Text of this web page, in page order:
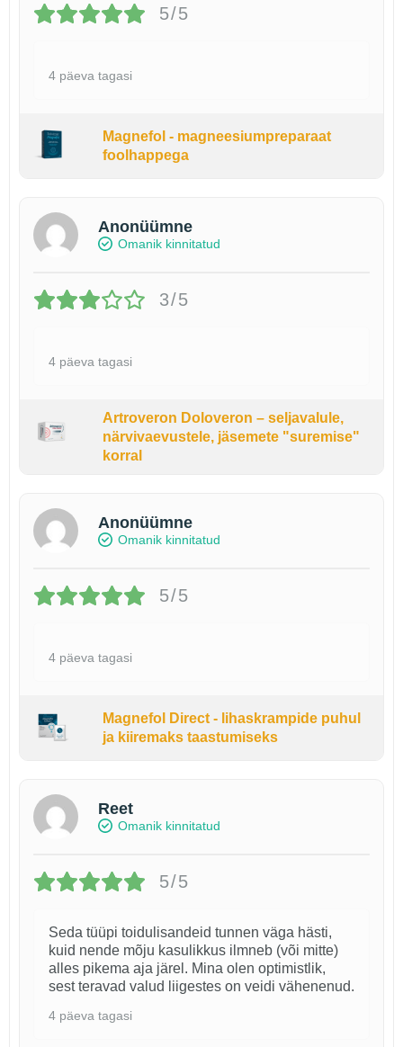
5/5
4 päeva tagasi
Magnefol - magneesiumpreparaat
foolhappega
Anonüümne
Omanik kinnitatud
3/5
4 päeva tagasi
Artroveron Doloveron – seljavalule,
närvivaevustele, jäsemete "suremise"
korral
Anonüümne
Omanik kinnitatud
5/5
4 päeva tagasi
Magnefol Direct - lihaskrampide puhul
ja kiiremaks taastumiseks
Reet
Omanik kinnitatud
5/5
Seda tüüpi toidulisandeid tunnen väga hästi,
kuid nende mõju kasulikkus ilmneb (või mitte)
alles pikema aja järel. Mina olen optimistlik,
sest teravad valud liigestes on veidi vähenenud.
4 päeva tagasi